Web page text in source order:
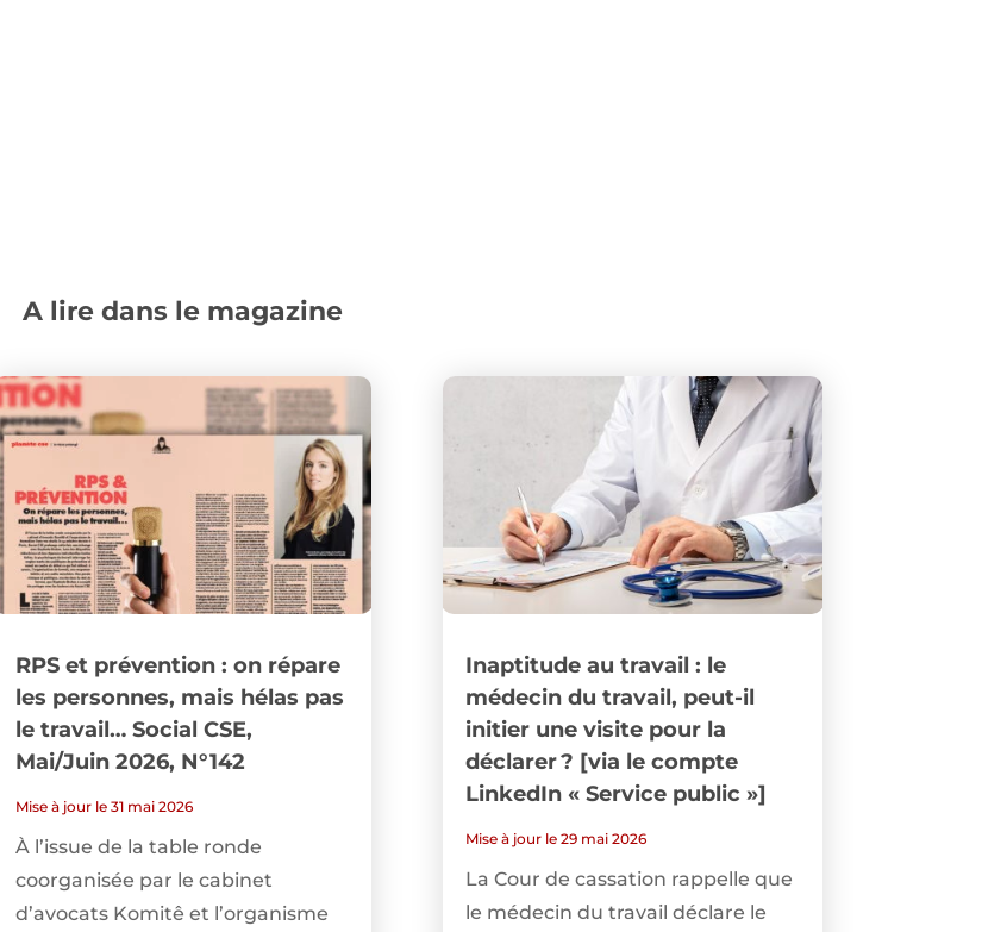
A lire dans le magazine
RPS et prévention : on répare
les personnes, mais hélas pas
le travail… Social CSE,
Mai/Juin 2026, N°142
Mise à jour le 31 mai 2026
À l’issue de la table ronde
coorganisée par le cabinet
d’avocats Komitê et l’organisme
Inaptitude au travail : le
médecin du travail, peut-il
initier une visite pour la
déclarer ? [via le compte
LinkedIn « Service public »]
Mise à jour le 29 mai 2026
La Cour de cassation rappelle que
le médecin du travail déclare le